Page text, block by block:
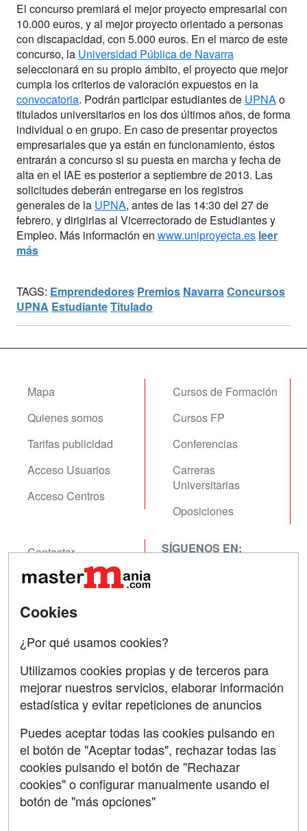
El concurso premiará el mejor proyecto empresarial con
10.000 euros, y al mejor proyecto orientado a personas
con discapacidad, con 5.000 euros. En el marco de este
concurso, la Universidad Pública de Navarra
seleccionará en su propio ámbito, el proyecto que mejor
cumpla los criterios de valoración expuestos en la
convocatoria. Podrán participar estudiantes de UPNAo
titulados universitarios en los dos últimos años, de forma
individual o en grupo. En caso de presentar proyectos
empresariales que ya están en funcionamiento, éstos
entrarán a concurso si su puesta en marcha y fecha de
alta en el IAE es posterior a septiembre de 2013. Las
solicitudes deberán entregarse en los registros
generales de la UPNA, antes de las 14:30 del 27 de
febrero, y dirigirlas al Vicerrectorado de Estudiantes y
Empleo. Más información en www.uniproyecta.es leer
más
TAGS: Emprendedores Premios NavarraConcursos
UPNA EstudianteTitulado
Mapa
Quienes somos
Tarifas publicidad
Acceso Usuarios
Acceso Centros
Cursos de Formación
Cursos FP
Conferencias
Carreras
Universitarias
Oposiciones
Contactar
Confidencialidad
Aviso legal
SÍGUENOS EN:
Grupo formazion:
Cookies
¿Por qué usamos cookies?
Utilizamos cookies propias y de terceros para
mejorar nuestros servicios, elaborar información
estadística y evitar repeticiones de anuncios
Puedes aceptar todas las cookies pulsando en
el botón de "Aceptar todas", rechazar todas las
cookies pulsando el botón de "Rechazar
cookies" o configurar manualmente usando el
botón de "más opciones"